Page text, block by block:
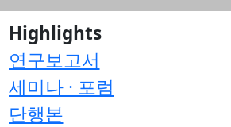
Highlights
연구보고서
세미나 · 포럼
단행본